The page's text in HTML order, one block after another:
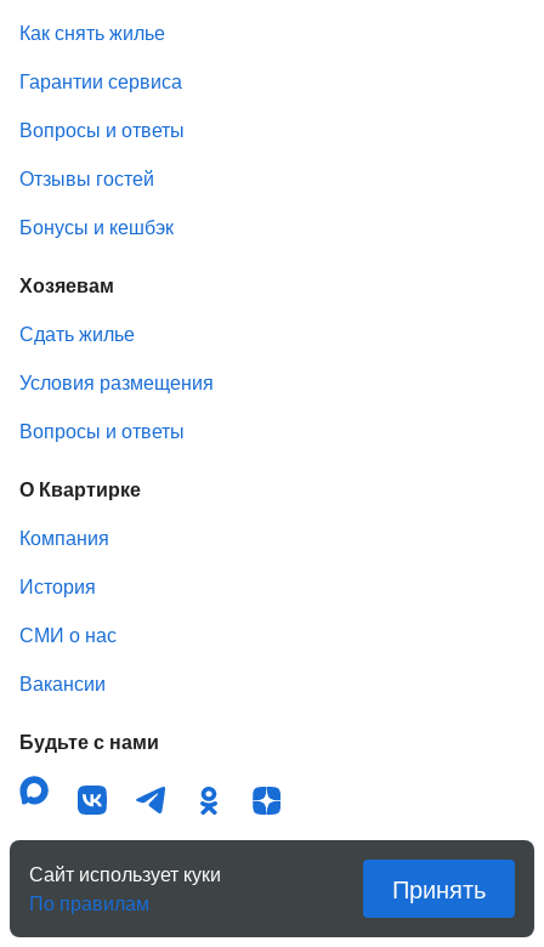
Как снять жилье
Гарантии сервиса
Вопросы и ответы
Отзывы гостей
Бонусы и кешбэк
Хозяевам
Сдать жилье
Условия размещения
Вопросы и ответы
О Квартирке
Компания
История
СМИ о нас
Вакансии
Будьте с нами
Платежи защищены
Сайт использует куки
По правилам
Принять